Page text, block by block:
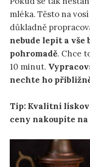
mléka. Těsto na
důkladně
nebude lepit a vše
pohromadě. Chce
10 minut.
nechte ho
Tip: Kvalitní
ceny nakoupíte na